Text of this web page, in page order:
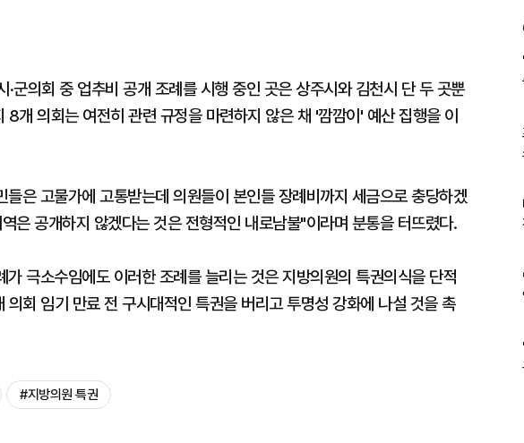
군의회 중 업추비 공개 조례를 시행 중인 곳은 상주시와 김천시 단 두 곳뿐
개 의회는 여전히 관련 규정을 마련하지 않은 채 '깜깜이' 예산 집행을 이
은 고물가에 고통받는데 의원들이 본인들 장례비까지 세금으로 충당하겠
은 공개하지 않겠다는 것은 전형적인 내로남불"이라며 분통을 터뜨렸다.
극소수임에도 이러한 조례를 늘리는 것은 지방의원의 특권의식을 단적
회 임기 만료 전 구시대적인 특권을 버리고 투명성 강화에 나설 것을 촉
#지방의원 특권